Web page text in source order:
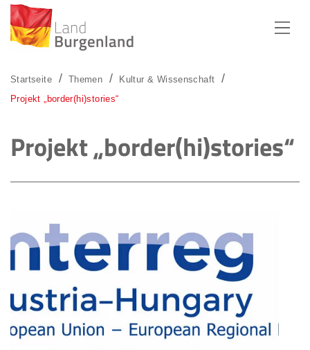
Startseite Themen
Kultur & Wissenschaft
Projekt „border(hi)stories“
Projekt „border(hi)stories“